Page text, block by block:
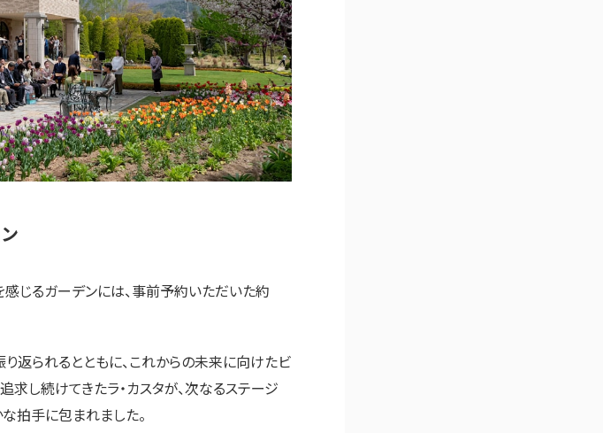
じるガーデンには、事前予約いただいた約
返られるとともに、これからの未来に向けたビ
し続けてきたラ・カスタが、次なるステージ
拍手に包まれました。